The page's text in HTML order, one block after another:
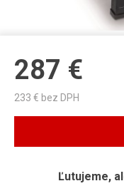
287 €
233 € bez DPH
Ľutujeme,